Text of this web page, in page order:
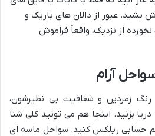
بشید. عبور از دالان های باریک و
از نزدیک، واقعاً فراموش
آرام
زمردین و شفافیت بی نظیرشون،
بزنید. اینجا هم می تونید کلی شنا
حسابی ریلکس کنید. سواحل ماسه ای